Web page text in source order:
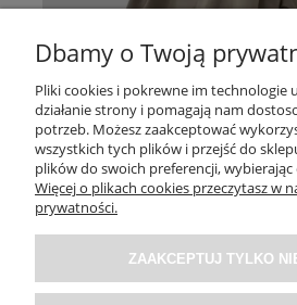
Bluzka Katies
Dbamy o Twoją
Pliki cookies i pokrewne im technologie
działanie strony i pomagają nam
potrzeb. Możesz zaakceptować
wszystkich tych plików i przejść do
plików do swoich preferencji,
Więcej o plikach cookies przeczytasz w
prywatności.
ZAAKCEPTUJ TYLKO